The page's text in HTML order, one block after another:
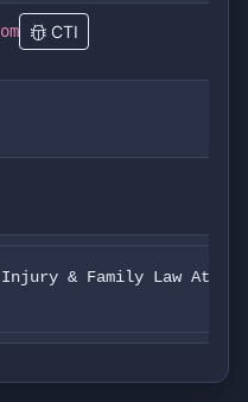
CTI
& Family Law